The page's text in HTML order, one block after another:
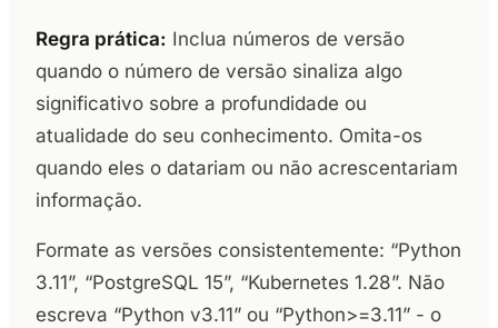
Regra prática: Inclua números de versão
quando o número de versão sinaliza algo
significativo sobre a profundidade ou
atualidade do seu conhecimento. Omita-os
quando eles o datariam ou não acrescentariam
informação.
Formate as versões consistentemente: “Python
3.11”, “PostgreSQL 15”, “Kubernetes 1.28”. Não
escreva “Python v3.11” ou “Python>=3.11” - o